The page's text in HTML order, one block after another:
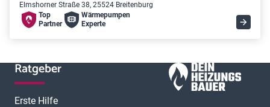
Elmshorner Straße 38, 25524 Breitenburg
Top
Partner
Wärme­pumpen
Experte
Ratgeber
Erste Hilfe